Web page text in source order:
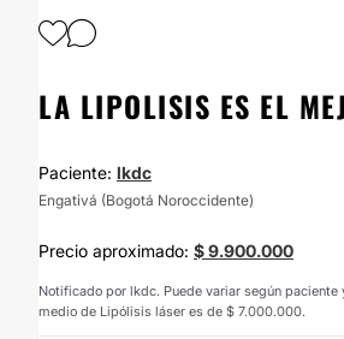
LA LIPOLISIS ES EL
Paciente: lkdc
Engativá (Bogotá Noroccidente)
Precio aproximado: $ 9.900.000
Notificado por lkdc. Puede variar según
medio de Lipólisis láser es de $ 7.000.000.